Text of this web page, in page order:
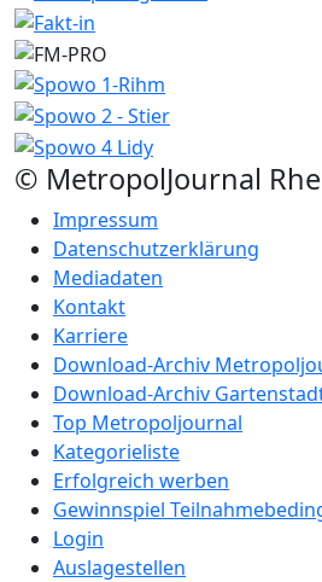
© MetropolJournal
Impressum
Datenschutzerklärung
Mediadaten
Kontakt
Karriere
Download-Archiv
Download-Archiv
Top Metropoljournal
Kategorieliste
Erfolgreich werben
Gewinnspiel
Login
Auslagestellen